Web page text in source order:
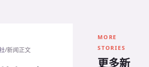
/新闻正文
MORE
STORIES
更多新